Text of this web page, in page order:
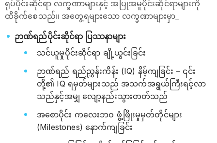
ရုပ်ပိုင်းဆိုင်ရာ လက္ခဏာများနှင့် အပြုအမူပိုင်းဆိုင်ရာများကို
ထိခိုက်စေသည်။ အတွေ့ရများသော လက္ခဏာများမှာ_
ဉာဏ်ရည်ပိုင်းဆိုင်ရာ ပြဿနာများ
သင်ယူမှုပိုင်းဆိုင်ရာ ချို့ယွင်းခြင်း
ဉာဏ်ရည် ရည်ညွှန်းကိန်း (IQ) နိမ့်ကျခြင်း – ၎င်း
တို့၏ IQ ရမှတ်များသည် အသက်အရွယ်ကြီးရင့်လာ
သည်နှင့်အမျှ လျော့နည်းသွားတတ်သည်
အစောပိုင်း ကလေးဘဝ ဖွံ့ဖြိုးမှုမှတ်တိုင်များ
(Milestones) နောက်ကျခြင်း